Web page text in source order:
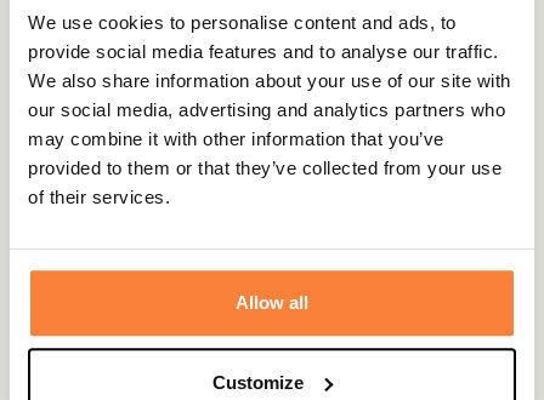
We use cookies to personalise content and ads, to
provide social media features and to analyse our traffic.
We also share information about your use of our site with
our social media, advertising and analytics partners who
may combine it with other information that you’ve
provided to them or that they’ve collected from your use
of their services.
Allow all
Customize
94,95 €
-12,00 €